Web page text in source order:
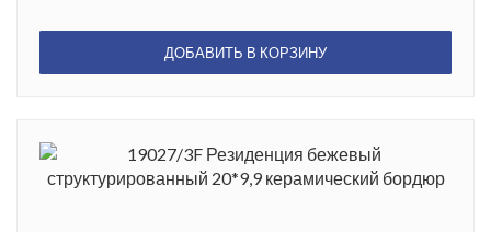
ДОБАВИТЬ В КОРЗИНУ